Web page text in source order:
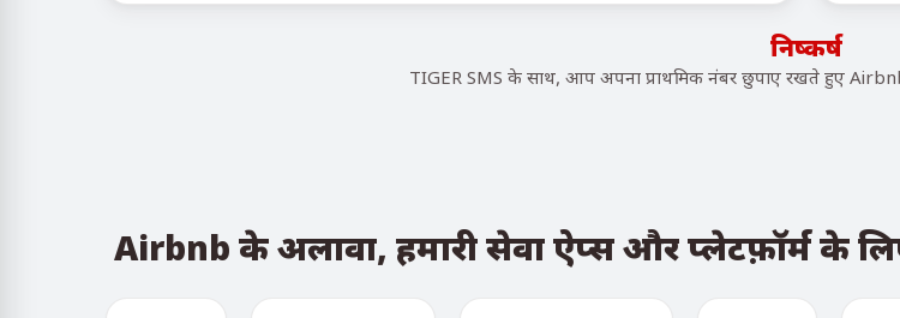
निष्कर्ष
TIGER SMS के साथ, आप अपना प्राथमिक नंबर छुपाए रखते हुए
Airbnb के अलावा, हमारी सेवा ऐप्स और प्लेटफ़ॉर्म के